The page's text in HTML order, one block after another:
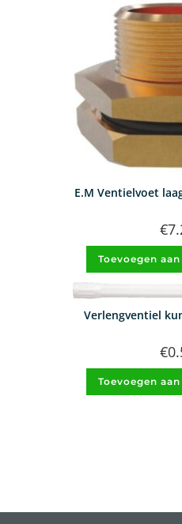
E.M Ventielvoet
€
Toevoegen
Verlengventiel
€
Toevoegen